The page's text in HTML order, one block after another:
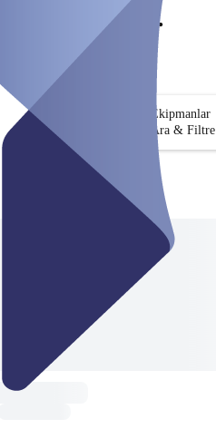
e.V.
Ekipmanlar
Ara & Filtre